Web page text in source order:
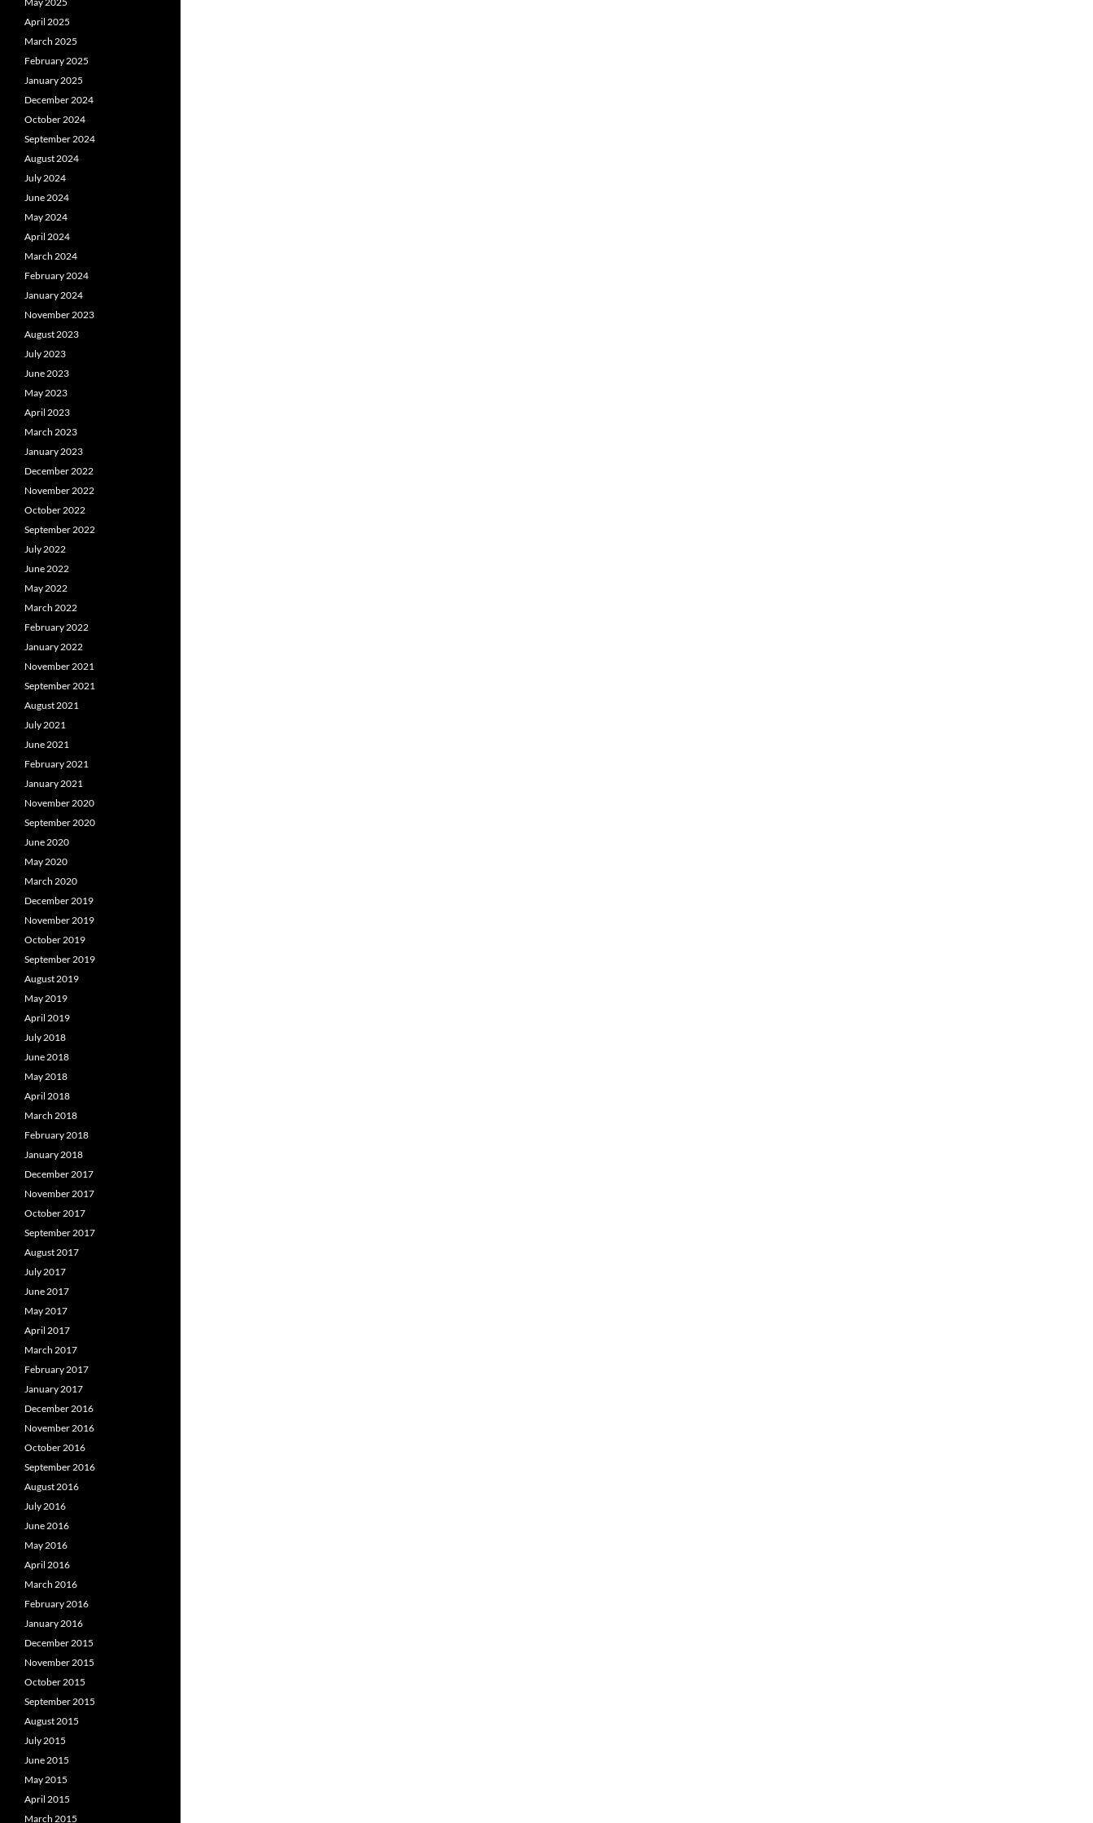
April 2025
March 2025
February 2025
January 2025
December 2024
October 2024
September 2024
August 2024
July 2024
June 2024
May 2024
April 2024
March 2024
February 2024
January 2024
November 2023
August 2023
July 2023
June 2023
May 2023
April 2023
March 2023
January 2023
December 2022
November 2022
October 2022
September 2022
July 2022
June 2022
May 2022
March 2022
February 2022
January 2022
November 2021
September 2021
August 2021
July 2021
June 2021
February 2021
January 2021
November 2020
September 2020
June 2020
May 2020
March 2020
December 2019
November 2019
October 2019
September 2019
August 2019
May 2019
April 2019
July 2018
June 2018
May 2018
April 2018
March 2018
February 2018
January 2018
December 2017
November 2017
October 2017
September 2017
August 2017
July 2017
June 2017
May 2017
April 2017
March 2017
February 2017
January 2017
December 2016
November 2016
October 2016
September 2016
August 2016
July 2016
June 2016
May 2016
April 2016
March 2016
February 2016
January 2016
December 2015
November 2015
October 2015
September 2015
August 2015
July 2015
June 2015
May 2015
April 2015
March 2015